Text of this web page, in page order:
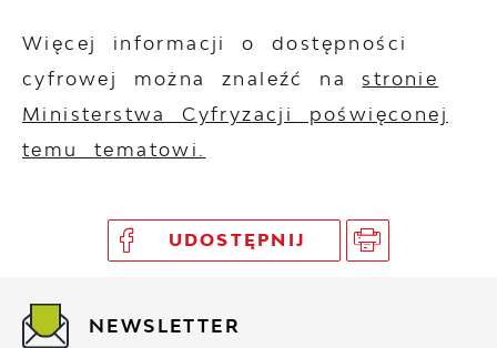
Więcej informacji o dostępności
cyfrowej można znaleźć nastronie
Ministerstwa Cyfryzacji poświęconej
temu tematowi.
UDOSTĘPNIJ
NEWSLETTER